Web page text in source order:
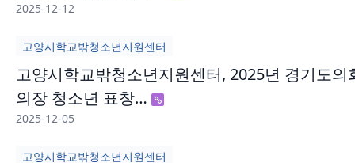
2025-12-12
고양시학교밖청소년지원센터
고양시학교밖청소년지원센터, 2025년 경기도의
의장 청소년 표창…
2025-12-05
고양시학교밖청소년지원센터